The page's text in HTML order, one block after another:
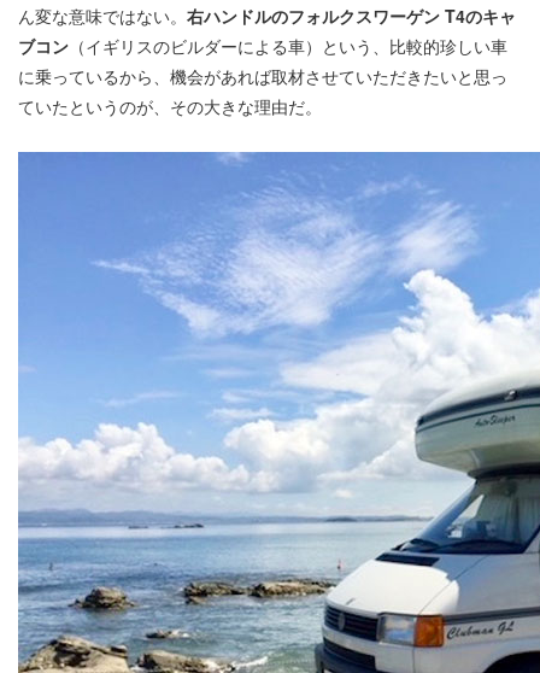
ん変な意味ではない。 右ハンドルのフォルクスワーゲン T4のキャ
ブコン （イギリスのビルダーによる車）という、比較的珍しい車
に乗っているから、機会があれば取材させていただきたいと思っ
ていたというのが、その大きな理由だ。